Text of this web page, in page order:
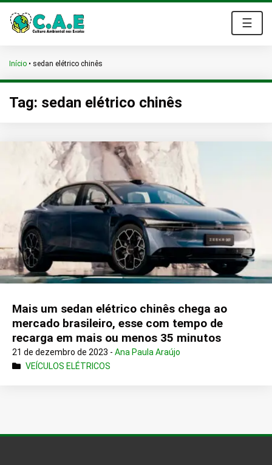
☰
Início • sedan elétrico chinês
Tag: sedan elétrico chinês
Mais um sedan elétrico chinês chega ao
mercado brasileiro, esse com tempo de
recarga em mais ou menos 35 minutos
21 de dezembro de 2023 - Ana Paula Araújo
VEÍCULOS ELÉTRICOS